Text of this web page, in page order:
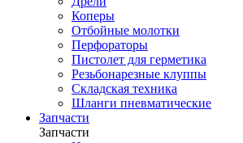
Коперы
Отбойные молотки
Перфораторы
Пистолет для герметика
Резьбонарезные клуппы
Складская техника
Шланги пневматические
Запчасти
Запчасти